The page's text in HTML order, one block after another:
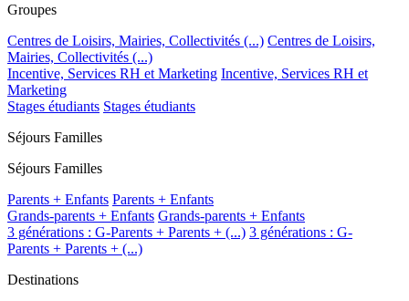
Groupes
Centres de Loisirs, Mairies, Collectivités (...) Centres de Loisirs,
Mairies, Collectivités (...)
Incentive, Services RH et Marketing Incentive, Services RH et
Marketing
Stages étudiants Stages étudiants
Séjours Familles
Séjours Familles
Parents + Enfants Parents + Enfants
Grands-parents + Enfants Grands-parents + Enfants
3 générations : G-Parents + Parents + (...) 3 générations : G-
Parents + Parents + (...)
Destinations